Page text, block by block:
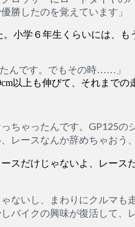
勝したのを覚えています」
小学６年生くらいには、
んです。でもその時……」
以上も伸びて、それまでの
ちゃったんです。GP125
レースなんか辞めちゃおう
スだけじゃないよ、レー
ないし、まわりにクルマ
バイクの興味が復活して、